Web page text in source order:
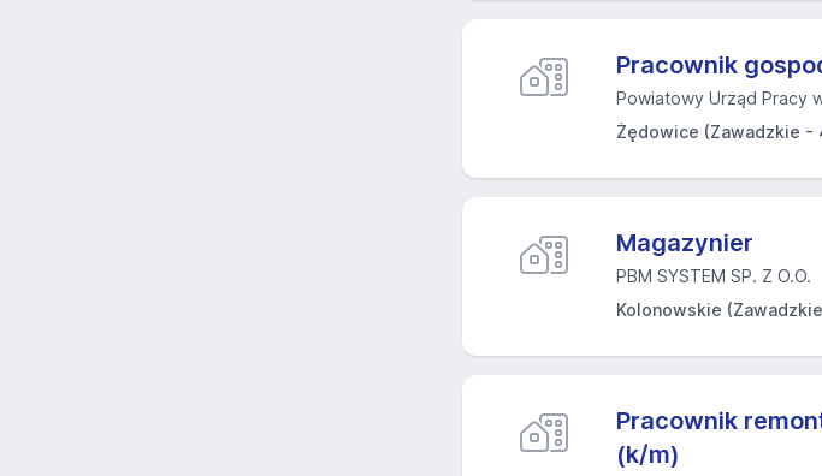
Pracownik
Powiatowy Urząd Pracy
Żędowice (Zawadzkie -
Magazynier
PBM SYSTEM SP. Z O.O.
Kolonowskie
Pracownik
(k/m)